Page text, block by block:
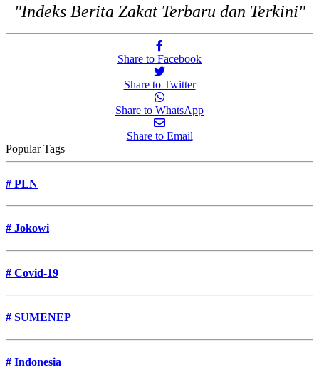
"Indeks Berita Zakat Terbaru dan Terkini"
Share to Facebook
Share to Twitter
Share to WhatsApp
Share to Email
Popular Tags
# PLN
# Jokowi
# Covid-19
# SUMENEP
# Indonesia